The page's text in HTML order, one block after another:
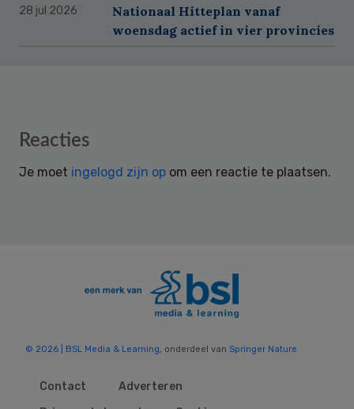
28 jul 2026
Nationaal Hitteplan vanaf
woensdag actief in vier provincies
Reader
Reacties
Je moet ingelogd zijn op om een reactie te plaatsen.
© 2026 | BSL Media & Learning, onderdeel van Springer Nature
Contact
Adverteren